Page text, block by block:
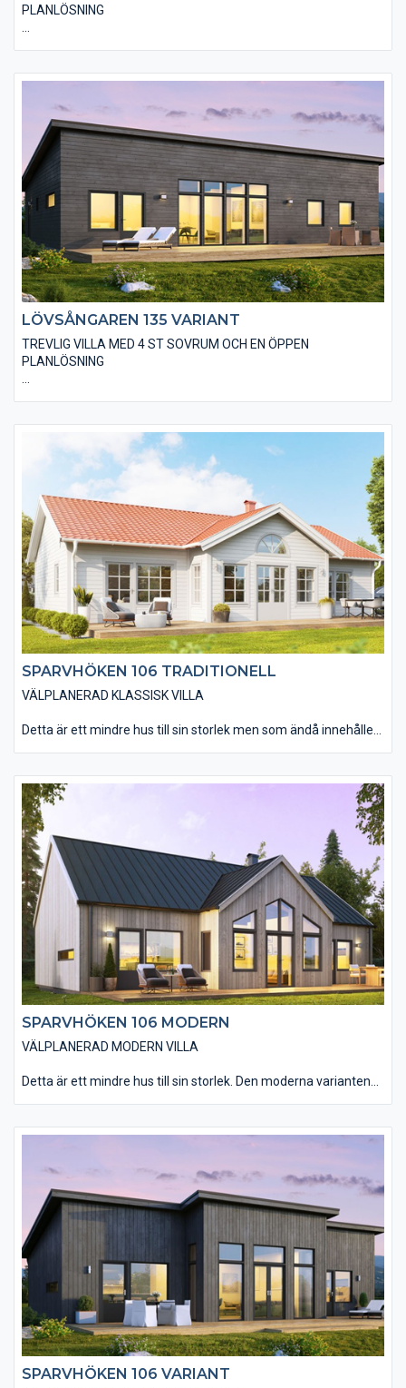
PLANLÖSNING
behandlad samt ett modernt plåttak utan markanta
”ryggåstak” i vardagsrummet, vilket innebär en härlig rymd i
denna del. Det finns många trevliga alternativ på utvändiga
material och fönsterstorlekar.
LÖVSÅNGAREN 135 VARIANT
TREVLIG VILLA MED 4 ST SOVRUM OCH EN ÖPPEN
PLANLÖSNING
vardagsrummet med högt uppsatta fönster. Huset blir extra
snyggt med falusvart träpanel, svarta fönster och dörrar.
Naturligtvis finns en mängd olika kulör- och materialalternativ
så att din villa passar in miljön på byggplatsen.
SPARVHÖKEN 106 TRADITIONELL
VÄLPLANERAD KLASSISK VILLA
Detta är ett mindre hus till sin storlek men som ändå innehåller
svensk villa. Modellen passar in i princip överallt. Materialvalen
in- och utvändigt andas den klassiska känslan. Den smarta
planlösningen gör att huset rymmer allt man kan önska sig.
Vardagsrummet har en öppen anslutning till kök och matplats
med tre stora glasdörrar som leder ut till altanen. Välj att öppna
upp innertaket till nock i vardagsrummet (ryggåstak) för att få
ännu mer känsla av rymd i rummet. Huset har tre väl tilltagna
sovrum, ett badrum och en separat toalett.
SPARVHÖKEN 106 MODERN
VÄLPLANERAD MODERN VILLA
Detta är ett mindre hus till sin storlek. Den moderna varianten
Materialvalen in- och utvändigt andas den moderna känslan.
Den smarta planlösningen gör att huset rymmer allt man kan
önska sig. Vardagsrummet har en öppen anslutning till kök och
matplats med tre stora glasdörrar som leder ut till altanen. Välj
att öppna upp innertaket till nock i vardagsrummet (ryggåstak)
för att få ännu mer känsla av rymd i rummet. Huset har tre väl
tilltagna sovrum, ett badrum och en separat toalett.
SPARVHÖKEN 106 VARIANT